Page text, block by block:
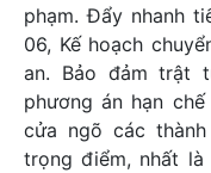
phạm. Đẩy nhanh
06, Kế hoạch
an. Bảo đảm trật
phương án hạn
cửa ngõ các
trọng điểm, nhất